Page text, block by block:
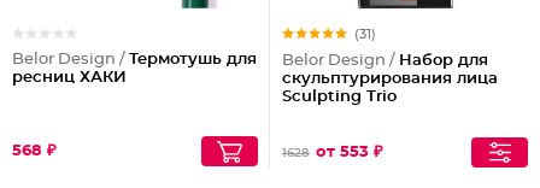
Belor Design / Термотушь для
ресниц ХАКИ
568 ₽
(31)
Belor Design / Набор для
скульптурирования лица
Sculpting Triо
1628 от 553 ₽